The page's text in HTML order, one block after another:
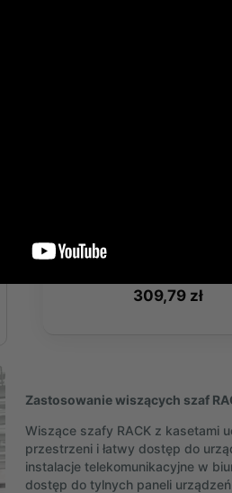
309,79 zł
Zastosowanie wiszących szaf
Wiszące szafy RACK z kasetami
przestrzeni i łatwy dostęp do
instalacje telekomunikacyjne w
dostęp do tylnych paneli